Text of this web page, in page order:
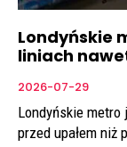
Londyńskie
liniach
2026-07-29
Londyńskie metro
przed upałem niż